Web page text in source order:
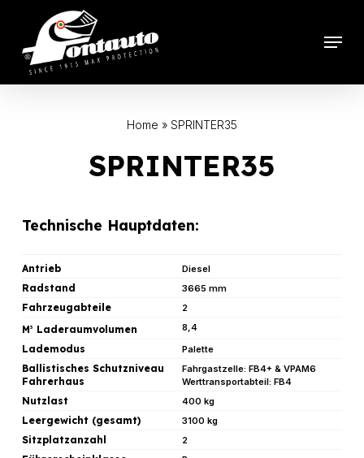
content
Menu
Home » SPRINTER35
SPRINTER35
Technische Hauptdaten:
Antrieb Diesel
Radstand 3665 mm
Fahrzeugabteile 2
M3 Laderaumvolumen 8,4
Lademodus Palette
Ballistisches Schutzniveau
Fahrerhaus
Fahrgastzelle: FB4+ & VPAM6
Werttransportabteil: FB4
Nutzlast 400 kg
Leergewicht (gesamt) 3100 kg
Sitzplatzanzahl 2